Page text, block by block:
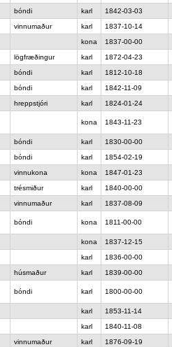
bóndi karl
1842-03-03
vinnumaður karl
1837-10-14
kona
1837-00-00
lögfræðingur karl
1872-04-23
bóndi karl
1812-10-18
bóndi karl
1842-11-09
hreppstjóri karl 1824-01-24
kona 1843-11-23
bóndi karl
1830-00-00
bóndi karl
1854-02-19
vinnukona kona
1847-01-23
trésmiður karl
1840-00-00
vinnumaður karl 1837-08-09
bóndi kona 1811-00-00
kona
1837-12-15
karl
1836-00-00
húsmaður karl 1839-00-00
bóndi karl 1800-00-00
karl
1853-11-14
karl
1840-11-08
vinnumaður karl
1876-09-19